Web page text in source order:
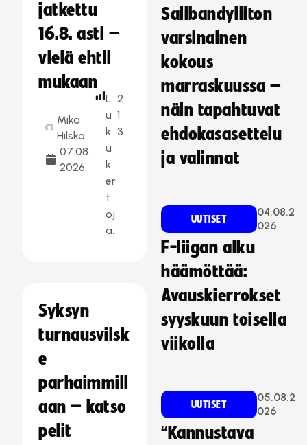
jatkettu
16.8. asti –
vielä ehtii
mukaan
Mika
Hilska
07.08.
2026
L
u
k
u
k
er
t
oj
a:
2
1
3
Syksyn
turnausvilsk
e
parhaimmill
aan – katso
pelit
Salibandyliiton
varsinainen
kokous
marraskuussa –
näin tapahtuvat
ehdokasasettelu
ja valinnat
UUTISET
04.08.2
026
F-liigan alku
häämöttää:
Avauskierrokset
syyskuun toisella
viikolla
UUTISET
05.08.2
026
“Kannustava